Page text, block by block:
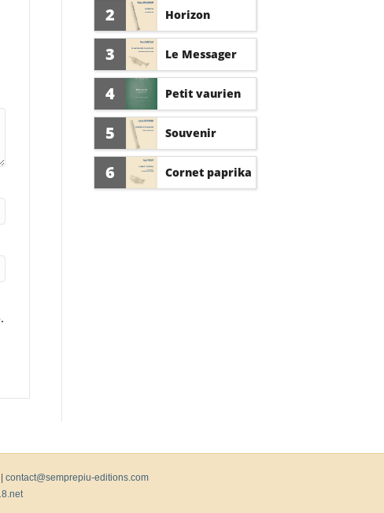
2 Horizon
3 Le Messager
4 Petit vaurien
5 Souvenir
6 Cornet paprika
contact@semprepiu-editions.com